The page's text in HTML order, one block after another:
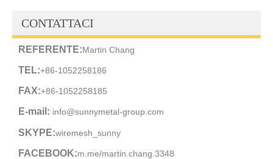
CONTATTACI
REFERENTE:Martin Chang
TEL:+86-1052258186
FAX:+86-1052258185
E-mail: info@sunnymetal-group.com
SKYPE:wiremesh_sunny
FACEBOOK:m.me/martin.chang.3348